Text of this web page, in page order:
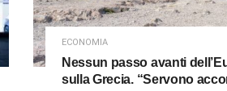
ECONOMIA
Nessun passo avanti
sulla Grecia. “Servono